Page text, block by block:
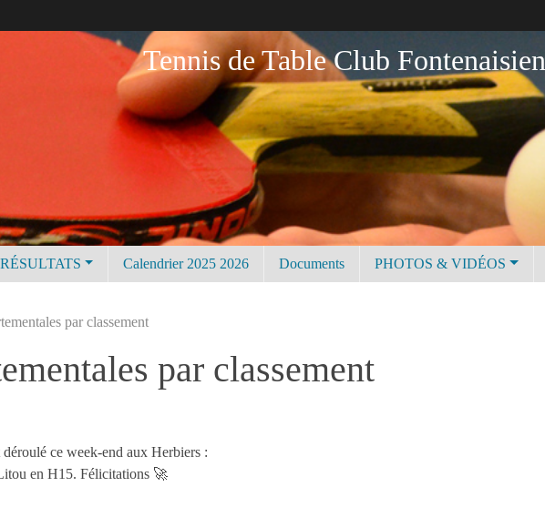
Tennis de Table Club Fontenaisien
Calendrier 2025 2026 Documents PHOTOS & VIDÉOS
par classement
par classement
déroulé ce week-end aux Herbiers :
en H15. Félicitations 🚀